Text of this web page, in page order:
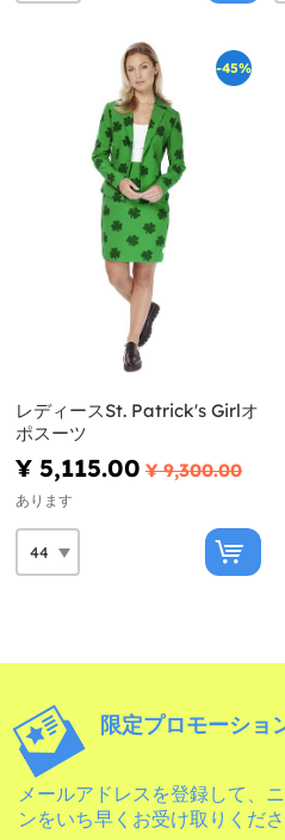
-45%
レディースSt. Patrick's Girlオ
ポスーツ
¥ 5,115.00 ¥ 9,300.00
あります
限定プロモーショ
メールアドレスを登録して、
ンをいち早くお受け取りくださ